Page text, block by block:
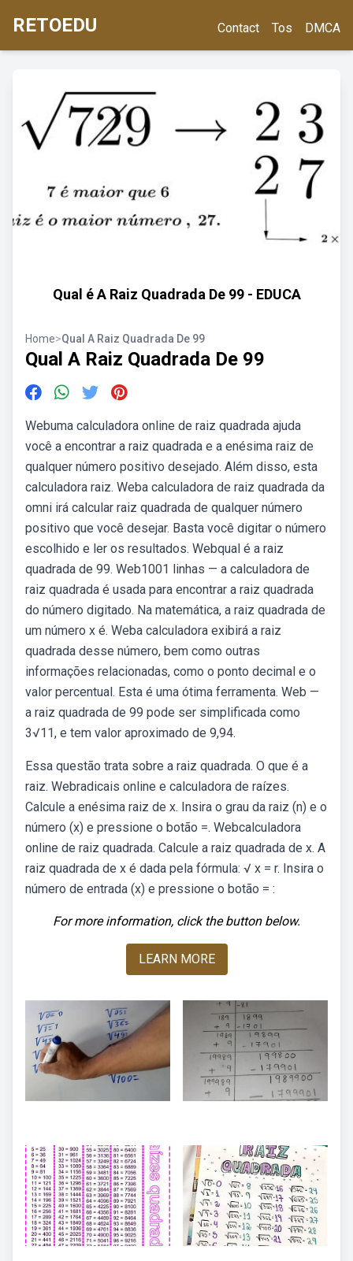
RETOEDU Contact Tos DMCA
Qual é A Raiz Quadrada De 99 - EDUCA
Home>Qual A Raiz Quadrada De 99
Qual A Raiz Quadrada De 99
Webuma calculadora online de raiz quadrada ajuda
você a encontrar a raiz quadrada e a enésima raiz de
qualquer número positivo desejado. Além disso, esta
calculadora raiz. Weba calculadora de raiz quadrada da
omni irá calcular raiz quadrada de qualquer número
positivo que você desejar. Basta você digitar o número
escolhido e ler os resultados. Webqual é a raiz
quadrada de 99. Web1001 linhas — a calculadora de
raiz quadrada é usada para encontrar a raiz quadrada
do número digitado. Na matemática, a raiz quadrada de
um número x é. Weba calculadora exibirá a raiz
quadrada desse número, bem como outras
informações relacionadas, como o ponto decimal e o
valor percentual. Esta é uma ótima ferramenta. Web —
a raiz quadrada de 99 pode ser simplificada como
3√11, e tem valor aproximado de 9,94.
Essa questão trata sobre a raiz quadrada. O que é a
raiz. Webradicais online e calculadora de raízes.
Calcule a enésima raiz de x. Insira o grau da raiz (n) e o
número (x) e pressione o botão =. Webcalculadora
online de raiz quadrada. Calcule a raiz quadrada de x. A
raiz quadrada de x é dada pela fórmula: √ x = r. Insira o
número de entrada (x) e pressione o botão = :
For more information, click the button below.
LEARN MORE